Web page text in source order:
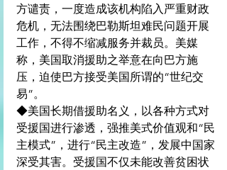
方谴责，一度造成该机构陷入严重财政
危机，无法围绕巴勒斯坦难民问题开展
工作，不得不缩减服务并裁员。美媒
称，美国取消援助之举意在向巴方施
压，迫使巴方接受美国所谓的“世纪交
易”。
◆美国长期借援助名义，以各种方式对
受援国进行渗透，强推美式价值观和“民
主模式”，进行“民主改造”，发展中国家
深受其害。受援国不仅未能改善贫困状